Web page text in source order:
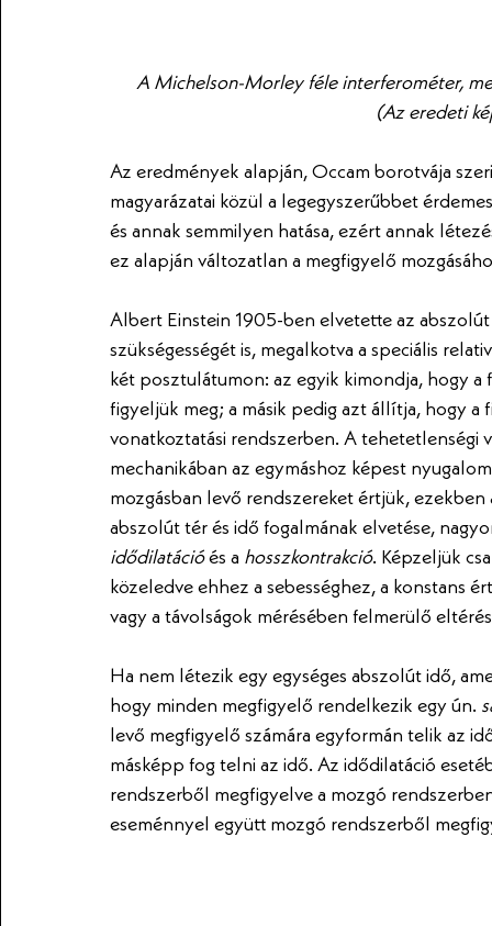
A Michelson-Morley féle interferométer,
(Az eredeti
Az eredmények alapján, Occam borotvája
magyarázatai közül a legegyszerűbbet
és annak semmilyen hatása, ezért annak
ez alapján változatlan a megfigyelő
Albert Einstein 1905-ben elvetette az
szükségességét is, megalkotva a speciális
két posztulátumon: az egyik kimondja, hogy
figyeljük meg; a másik pedig azt állítja, hogy
vonatkoztatási rendszerben. A tehetetlenségi
mechanikában az egymáshoz képest
mozgásban levő rendszereket értjük,
abszolút tér és idő fogalmának elvetése,
idődilatáció és a hosszkontrakció. Képzeljük
közeledve ehhez a sebességhez, a konstans
vagy a távolságok mérésében felmerülő
Ha nem létezik egy egységes abszolút idő,
hogy minden megfigyelő rendelkezik egy ún.
levő megfigyelő számára egyformán telik az
másképp fog telni az idő. Az idődilatáció
rendszerből megfigyelve a mozgó
eseménnyel együtt mozgó rendszerből